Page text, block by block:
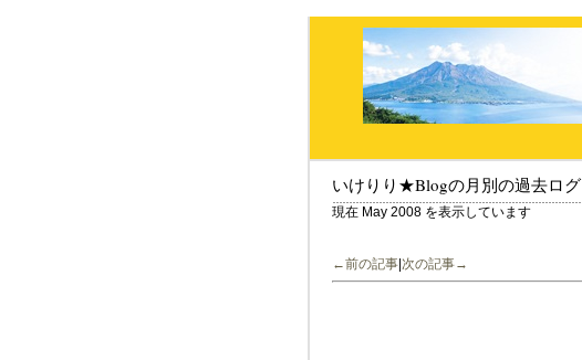
いけりり★Blogの月別の過去ログ
現在 May 2008 を表示しています
←前の記事 次の記事→